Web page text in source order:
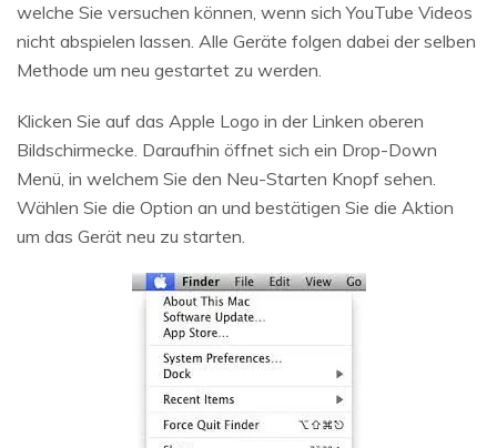
welche Sie versuchen können, wenn sich YouTube Videos
nicht abspielen lassen. Alle Geräte folgen dabei der selben
Methode um neu gestartet zu werden.
Klicken Sie auf das Apple Logo in der Linken oberen
Bildschirmecke. Daraufhin öffnet sich ein Drop-Down
Menü, in welchem Sie den Neu-Starten Knopf sehen.
Wählen Sie die Option an und bestätigen Sie die Aktion
um das Gerät neu zu starten.